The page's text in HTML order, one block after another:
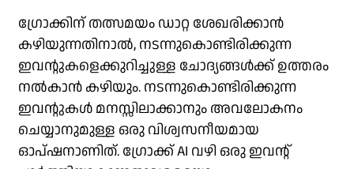
ഗ്രോക്കിന് തത്സമയം ഡാറ്റ ശേഖരിക്കാൻ
കഴിയുന്നതിനാൽ, നടന്നുകൊണ്ടിരിക്കുന്ന
ഇവന്റുകളെക്കുറിച്ചുള്ള ചോദ്യങ്ങൾക്ക് ഉത്തരം
നൽകാൻ കഴിയും. നടന്നുകൊണ്ടിരിക്കുന്ന
ഇവന്റുകൾ മനസ്സിലാക്കാനും അവലോകനം
ചെയ്യാനുമുള്ള ഒരു വിശ്വസനീയമായ
ഓപ്ഷനാണിത്. ഗ്രോക്ക് AI വഴി ഒരു ഇവന്റ്